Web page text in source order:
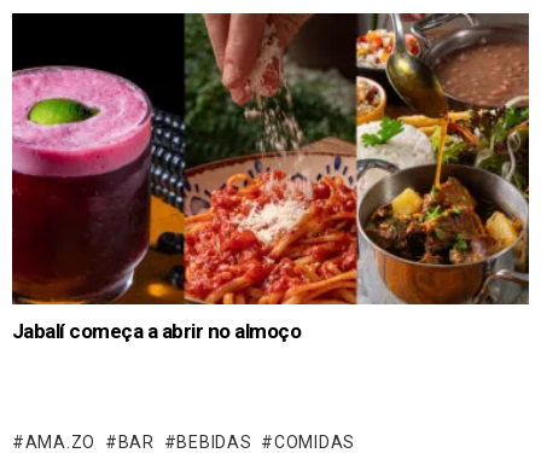
Jabalí começa a abrir no almoço
AMA.ZO BAR BEBIDAS
COMIDAS